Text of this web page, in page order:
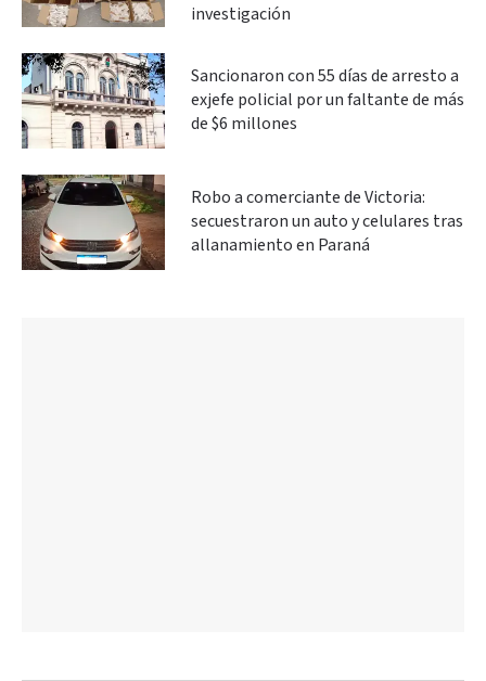
investigación
Sancionaron con 55 días de arresto a
exjefe policial por un faltante de más
de $6 millones
Robo a comerciante de Victoria:
secuestraron un auto y celulares tras
allanamiento en Paraná